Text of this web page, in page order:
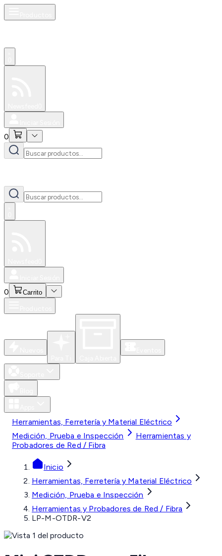
0
0 Carrito
Herramientas, Ferretería y Material Eléctrico
Medición, Prueba e Inspección
Herramientas y
Probadores de Red / Fibra
Inicio
Herramientas, Ferretería y Material Eléctrico
Medición, Prueba e Inspección
Herramientas y Probadores de Red / Fibra
LP-M-OTDR-V2